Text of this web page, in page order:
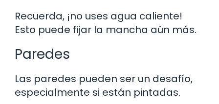
Recuerda, ¡no uses agua caliente!
Esto puede fijar la mancha aún más.
Paredes
Las paredes pueden ser un desafío,
especialmente si están pintadas.